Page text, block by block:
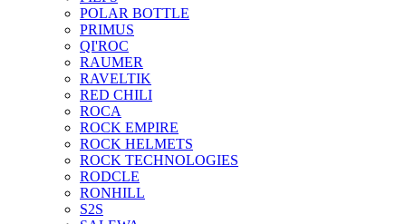
POLAR BOTTLE
PRIMUS
QI'ROC
RAUMER
RAVELTIK
RED CHILI
ROCA
ROCK EMPIRE
ROCK HELMETS
ROCK TECHNOLOGIES
RODCLE
RONHILL
S2S